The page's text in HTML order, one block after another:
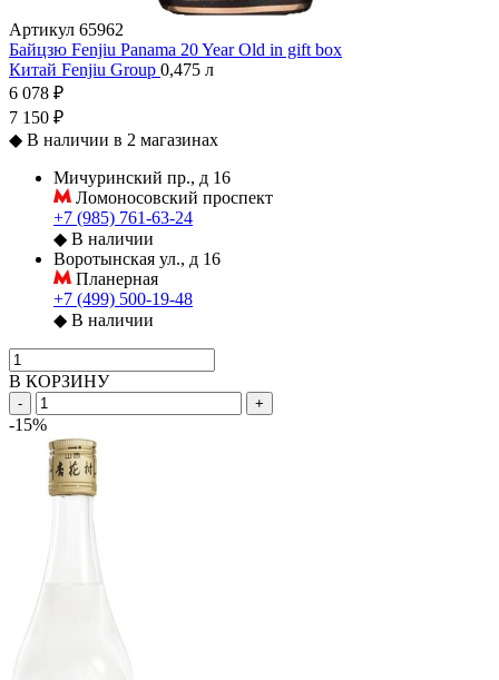
Артикул 65962
Байцзю Fenjiu Panama 20 Year Old in gift box
Китай Fenjiu Group 0,475 л
6 078 ₽
7 150 ₽
◆ В наличии в 2 магазинах
Мичуринский пр., д 16
Ломоносовский проспект
+7 (985) 761-63-24
◆ В наличии
Воротынская ул., д 16
Планерная
+7 (499) 500-19-48
◆ В наличии
В КОРЗИНУ
- +
-15%